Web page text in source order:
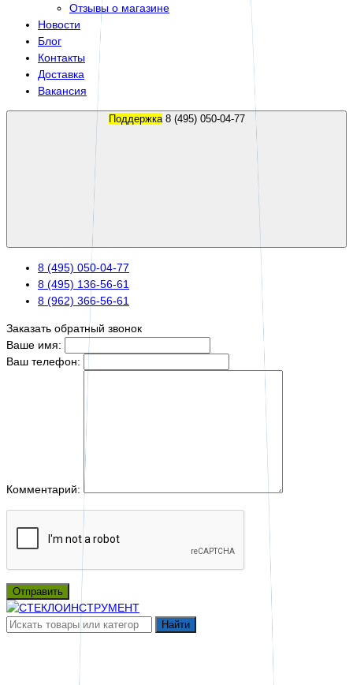
Отзывы о магазине
Новости
Блог
Контакты
Доставка
Вакансия
Поддержка 8 (495) 050-04-77
8 (495) 050-04-77
8 (495) 136-56-61
8 (962) 366-56-61
Заказать обратный звонок
Ваше имя:
Ваш телефон:
Комментарий:
Отправить
Найти